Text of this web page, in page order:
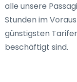
alle unsere
Stunden im
günstigsten
beschäftigt sind.